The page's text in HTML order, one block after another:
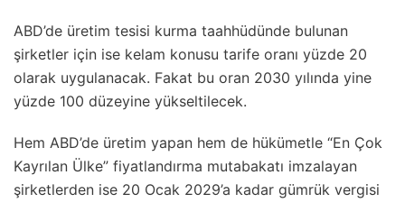
ABD’de üretim tesisi kurma taahhüdünde bulunan
şirketler için ise kelam konusu tarife oranı yüzde 20
olarak uygulanacak. Fakat bu oran 2030 yılında yine
yüzde 100 düzeyine yükseltilecek.
Hem ABD’de üretim yapan hem de hükümetle “En Çok
Kayrılan Ülke” fiyatlandırma mutabakatı imzalayan
şirketlerden ise 20 Ocak 2029’a kadar gümrük vergisi